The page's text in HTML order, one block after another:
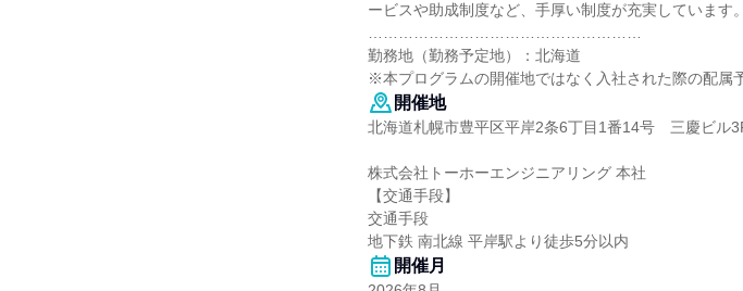
ービスや助成制度など、手厚い制度が充実しています。
勤務地（勤務予定地）：北海道
※本プログラムの開催地ではなく入社された際の配属
開催地
北海道札幌市豊平区平岸2条6丁目1番14号 三慶ビル
株式会社トーホーエンジニアリング 本社
【交通手段】
交通手段
地下鉄 南北線 平岸駅より徒歩5分以内
開催月